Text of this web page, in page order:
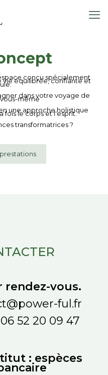
conçu spécialement
vie équilibrée, confiante et
dans votre voyage de
même
une approche holistique
fois le corps et l'esprit.
transformatrices ?
rendez-vous.
ful.fr
52 20 09 47
: espèces